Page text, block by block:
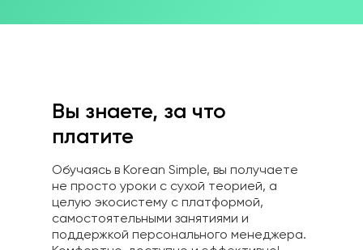
Вы знаете, за что
платите
Обучаясь в Korean Simple, вы получаете
не просто уроки с сухой теорией, а
целую экосистему с платформой,
самостоятельными занятиями и
поддержкой персонального менеджера.